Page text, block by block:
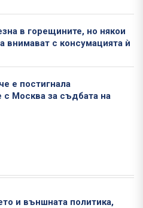
в горещините, но някои
внимават с консумацията ѝ
е постигнала
с Москва за съдбата на
и външната политика,